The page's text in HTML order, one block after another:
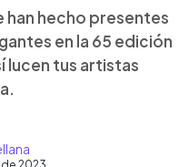
han hecho presentes
en la 65 edición
lucen tus artistas
2023